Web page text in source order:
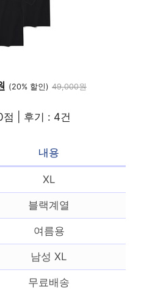
(20% 할인) 49,000원
| 후기 : 4건
내용
XL
블랙계열
여름용
남성 XL
무료배송